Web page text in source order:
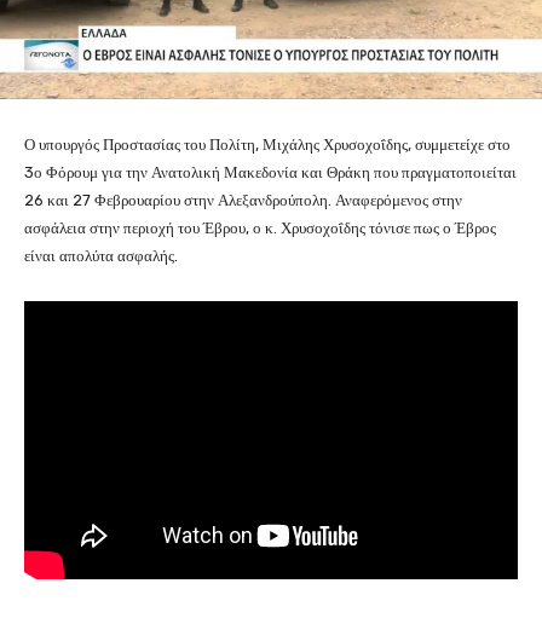
Ο υπουργός Προστασίας του Πολίτη, Μιχάλης Χρυσοχοΐδης, συμμετείχε στο
3ο Φόρουμ για την Ανατολική Μακεδονία και Θράκη που πραγματοποιείται
26 και 27 Φεβρουαρίου στην Αλεξανδρούπολη. Αναφερόμενος στην
ασφάλεια στην περιοχή του Έβρου, ο κ. Χρυσοχοΐδης τόνισε πως ο Έβρος
είναι απολύτα ασφαλής.